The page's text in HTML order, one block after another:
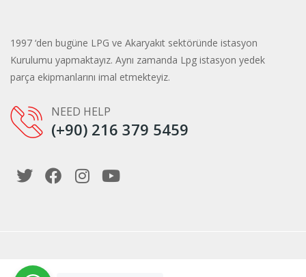
1997 ‘den bugüne LPG ve Akaryakıt sektöründe istasyon
Kurulumu yapmaktayız. Aynı zamanda Lpg istasyon yedek
parça ekipmanlarını imal etmekteyiz.
NEED HELP
(+90) 216 379 5459